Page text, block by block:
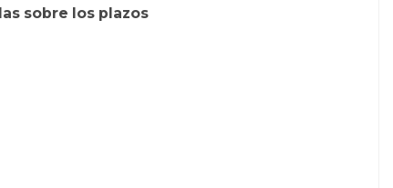
sobre los plazos